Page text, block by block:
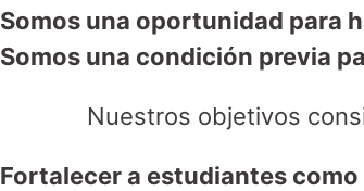
Somos una oportunidad para
Somos una condición previa
Nuestros objetivos
Fortalecer a estudiantes